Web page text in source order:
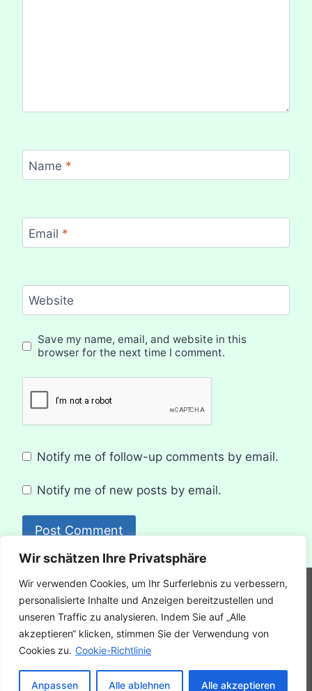
Wir schätzen Ihre Privatsphäre
Wir verwenden Cookies, um Ihr Surferlebnis zu verbessern,
personalisierte Inhalte und Anzeigen bereitzustellen und
unseren Traffic zu analysieren. Indem Sie auf „Alle
akzeptieren“ klicken, stimmen Sie der Verwendung von
Cookies zu. Cookie-Richtlinie
Anpassen Alle ablehnen Alle akzeptieren
Name *
Email *
Website
Save my name, email, and website in this
browser for the next time I comment.
Notify me of follow-up comments by email.
Notify me of new posts by email.
Haftungsausschluss
Datenschutzerklärung
Nutzungsbedingungen
Redaktioneller Prozess
© 2018-2026 Gizigo DEUTSCH